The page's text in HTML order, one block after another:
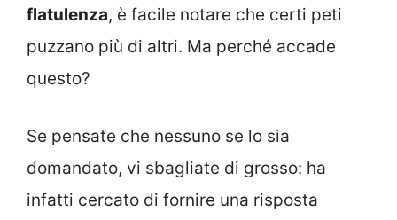
flatulenza, è facile notare che certi peti
puzzano più di altri. Ma perché accade
questo?
Se pensate che nessuno se lo sia
domandato, vi sbagliate di grosso: ha
infatti cercato di fornire una risposta